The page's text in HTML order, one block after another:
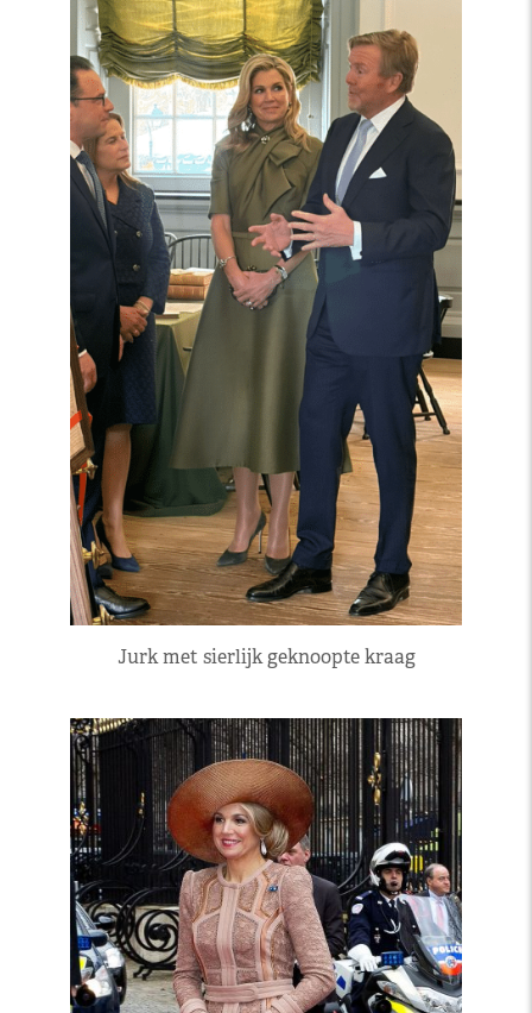
Jurk met sierlijk geknoopte kraag